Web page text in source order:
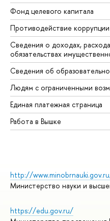
Фонд целевого капитала
Противодействие коррупции
Сведения о доходах,
обязательствах
Сведения об
Людям с ограниченными
Единая платежная страница
Работа в Вышке
http://
Министерство науки и
https://edu.gov.ru/